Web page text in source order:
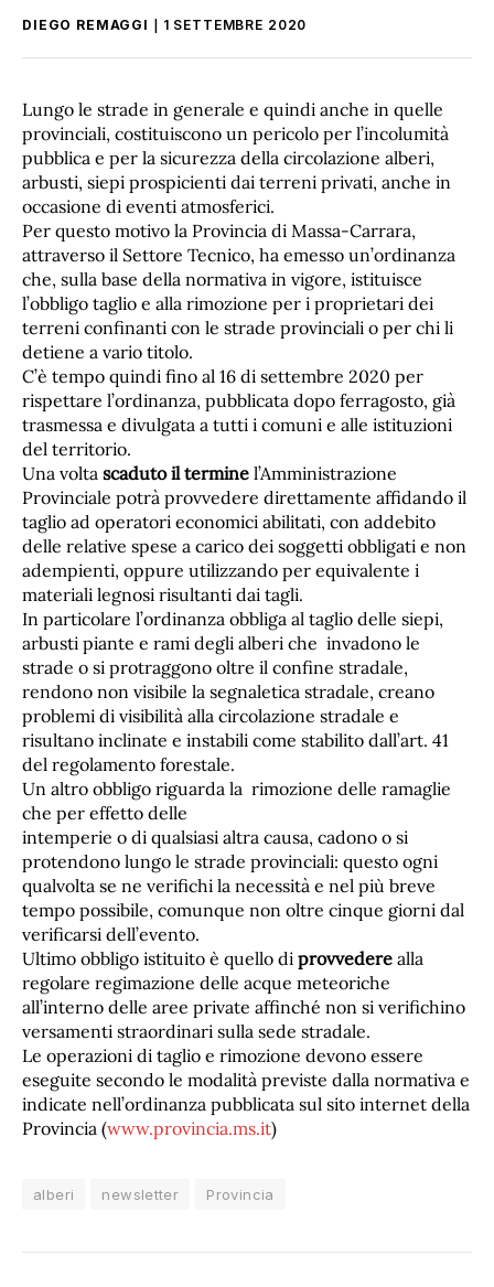
DIEGO REMAGGI 1 SETTEMBRE 2020
Lungo le strade in generale e quindi anche in quelle
provinciali, costituiscono un pericolo per l’incolumità
pubblica e per la sicurezza della circolazione alberi,
arbusti, siepi prospicienti dai terreni privati, anche in
occasione di eventi atmosferici.
Per questo motivo la Provincia di Massa-Carrara,
attraverso il Settore Tecnico, ha emesso un’ordinanza
che, sulla base della normativa in vigore, istituisce
l’obbligo taglio e alla rimozione per i proprietari dei
terreni confinanti con le strade provinciali o per chi li
detiene a vario titolo.
C’è tempo quindi fino al 16 di settembre 2020 per
rispettare l’ordinanza, pubblicata dopo ferragosto, già
trasmessa e divulgata a tutti i comuni e alle istituzioni
del territorio.
Una volta scaduto il termine l’Amministrazione
Provinciale potrà provvedere direttamente affidando il
taglio ad operatori economici abilitati, con addebito
delle relative spese a carico dei soggetti obbligati e non
adempienti, oppure utilizzando per equivalente i
materiali legnosi risultanti dai tagli.
In particolare l’ordinanza obbliga al taglio delle siepi,
arbusti piante e rami degli alberi che invadono le
strade o si protraggono oltre il confine stradale,
rendono non visibile la segnaletica stradale, creano
problemi di visibilità alla circolazione stradale e
risultano inclinate e instabili come stabilito dall’art. 41
del regolamento forestale.
Un altro obbligo riguarda la rimozione delle ramaglie
che per effetto delle
intemperie o di qualsiasi altra causa, cadono o si
protendono lungo le strade provinciali: questo ogni
qualvolta se ne verifichi la necessità e nel più breve
tempo possibile, comunque non oltre cinque giorni dal
verificarsi dell’evento.
Ultimo obbligo istituito è quello di provvedere alla
regolare regimazione delle acque meteoriche
all’interno delle aree private affinché non si verifichino
versamenti straordinari sulla sede stradale.
Le operazioni di taglio e rimozione devono essere
eseguite secondo le modalità previste dalla normativa e
indicate nell’ordinanza pubblicata sul sito internet della
Provincia (www.provincia.ms.it)
alberi newsletter Provincia